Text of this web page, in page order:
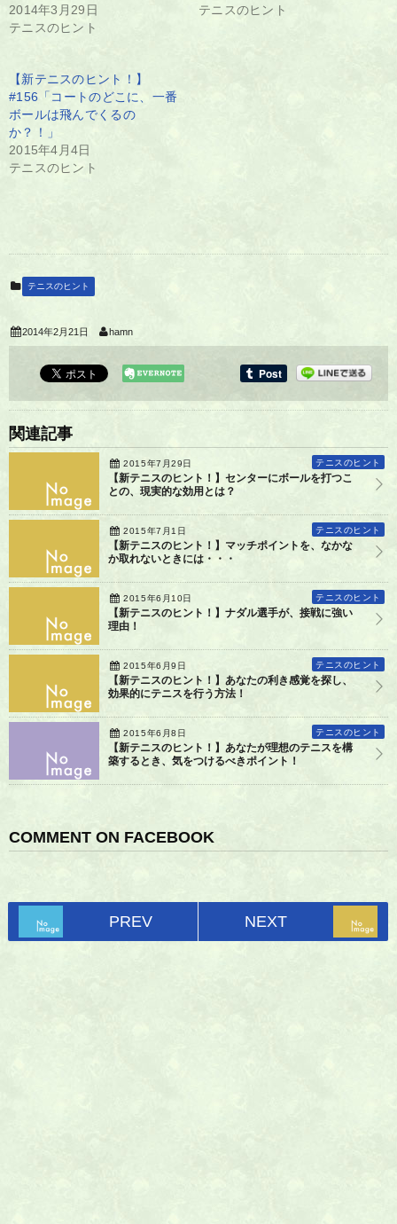
2014年3月29日
テニスのヒント
テニスのヒント
【新テニスのヒント！】
#156「コートのどこに、一番
ボールは飛んでくるの
か？！」
2015年4月4日
テニスのヒント
テニスのヒント
2014年2月21日 hamn
関連記事
2015年7月29日 テニスのヒント
【新テニスのヒント！】センターにボールを打つこ
との、現実的な効用とは？
2015年7月1日 テニスのヒント
【新テニスのヒント！】マッチポイントを、なかな
か取れないときには・・・
2015年6月10日 テニスのヒント
【新テニスのヒント！】ナダル選手が、接戦に強い
理由！
2015年6月9日 テニスのヒント
【新テニスのヒント！】あなたの利き感覚を探し、
効果的にテニスを行う方法！
2015年6月8日 テニスのヒント
【新テニスのヒント！】あなたが理想のテニスを構
築するとき、気をつけるべきポイント！
COMMENT ON FACEBOOK
PREV NEXT